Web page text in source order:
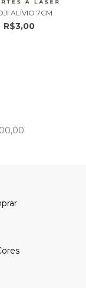
ALÍVIO 7CM
R$3,00